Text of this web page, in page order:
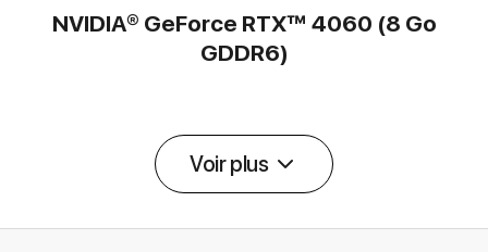
NVIDIA® GeForce RTX™ 4060 (8 Go
GDDR6)
Voir plus